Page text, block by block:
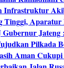
Infrastruktur
Tinggi,
Gubernur Jateng
Pilkada
Aman